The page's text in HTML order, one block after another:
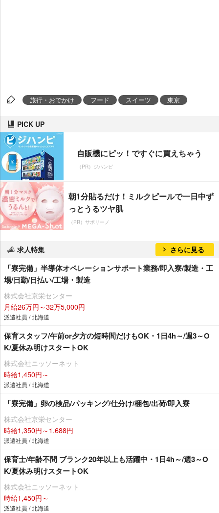
旅行・おでかけ フード スイーツ 東京
PICK UP
自販機にピッ！ですぐに買えちゃう
（PR）ジハンピ
朝1分貼るだけ！ミルクピールで一日中ず
っとうるツヤ肌
（PR）サボリーノ
求人特集 さらに見る
「寮完備」半導体オペレーションサポート業務/即入寮/製造・工
場/日勤/日払い/工場・製造
株式会社京栄センター
月給26万円～32万5,000円
派遣社員 / 北海道
保育スタッフ/午前or夕方の短時間だけもOK・1日4h～/週3～O
K/夏休み明けスタートOK
株式会社ニッソーネット
時給1,450円～
派遣社員 / 北海道
「寮完備」卵の検品/パッキング/仕分け/梱包/出荷/即入寮
株式会社京栄センター
時給1,350円～1,688円
派遣社員 / 北海道
保育士/年齢不問 ブランク20年以上も活躍中・1日4h～/週3～O
K/夏休み明けスタートOK
株式会社ニッソーネット
時給1,450円～
派遣社員 / 北海道